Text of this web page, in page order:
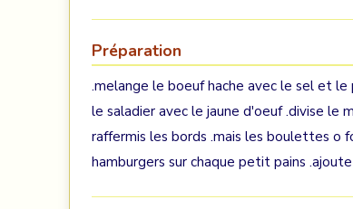
Préparation
.melange le boeuf hache avec le sel et
le saladier avec le jaune d'oeuf .divise le
raffermis les bords .mais les boulettes o
hamburgers sur chaque petit